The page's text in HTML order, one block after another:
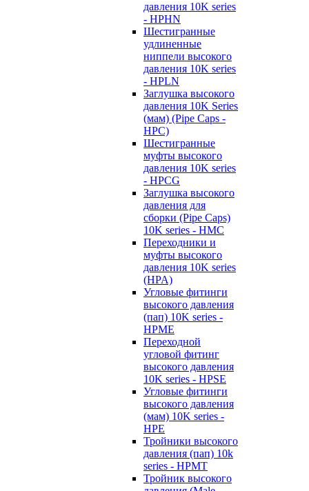
давления 10K series
- HPHN
Шестигранные
удлиненные
ниппели высокого
давления 10K series
- HPLN
Заглушка высокого
давления 10K Series
(мам) (Pipe Caps -
HPC)
Шестигранные
муфты высокого
давления 10K series
- HPCG
Заглушка высокого
давления для
сборки (Pipe Caps)
10K series - HMC
Переходники и
муфты высокого
давления 10K series
(HPA)
Угловые фитинги
высокого давления
(пап) 10K series -
HPME
Переходной
угловой фитинг
высокого давления
10K series - HPSE
Угловые фитинги
высокого давления
(мам) 10K series -
HPE
Тройники высокого
давления (пап) 10k
series - HPMT
Тройник высокого